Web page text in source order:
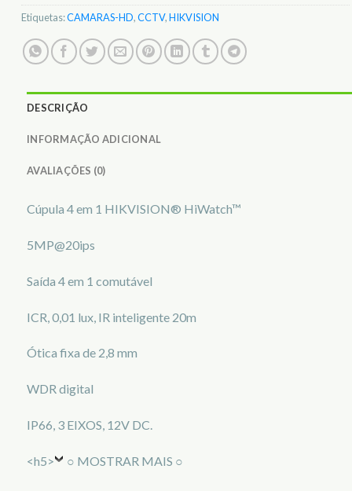
Etiquetas:CAMARAS-HD,CCTV,HIKVISION
DESCRIÇÃO
INFORMAÇÃO ADICIONAL
AVALIAÇÕES (0)
Cúpula 4 em 1 HIKVISION® HiWatch™
5MP@20ips
Saída 4 em 1 comutável
ICR, 0,01 lux, IR inteligente 20m
Ótica fixa de 2,8 mm
WDR digital
IP66, 3 EIXOS, 12V DC.
<h5> ○ MOSTRAR MAIS ○